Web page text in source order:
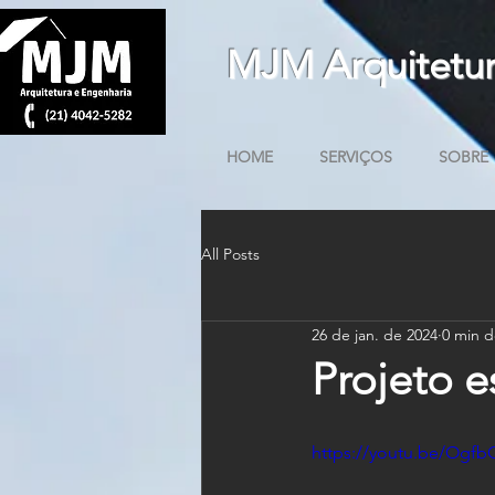
MJM
HOME SERVIÇOS SOBRE
All Posts
Projeto
26 de jan. de 2024 0 min
https://youtu.be/